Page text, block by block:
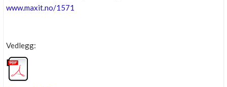
www.maxit.no/1571
Vedlegg: